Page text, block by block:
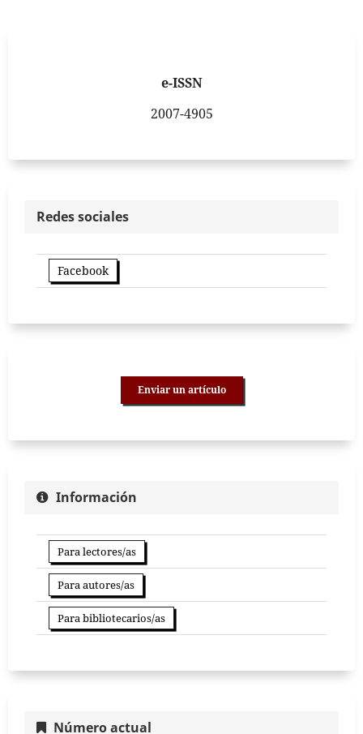
e-ISSN
2007-4905
Redes sociales
Facebook
Enviar un artículo
Información
Para lectores/as
Para autores/as
Para bibliotecarios/as
Número actual